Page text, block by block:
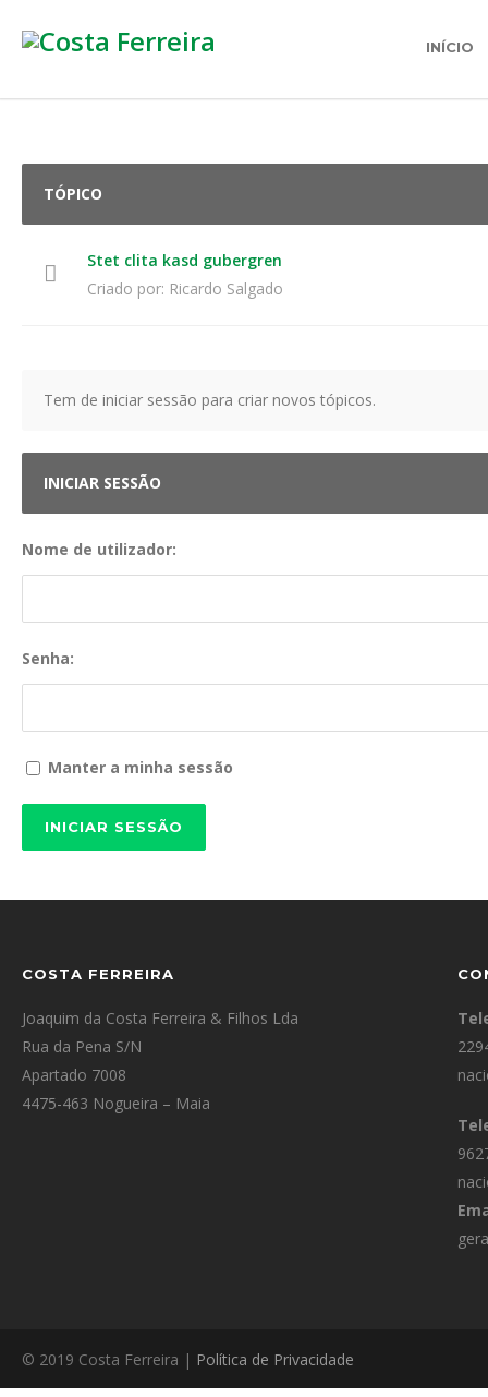
INÍCIO
TÓPICO
Stet clita kasd gubergren
Criado por: Ricardo Salgado
Tem de iniciar sessão para criar novos tópicos.
INICIAR SESSÃO
Nome de utilizador:
Senha:
Manter a minha sessão
INICIAR SESSÃO
COSTA FERREIRA
Joaquim da Costa Ferreira & Filhos Lda
Rua da Pena S/N
Apartado 7008
4475-463 Nogueira – Maia
© 2019 Costa Ferreira | Política de Privacidade